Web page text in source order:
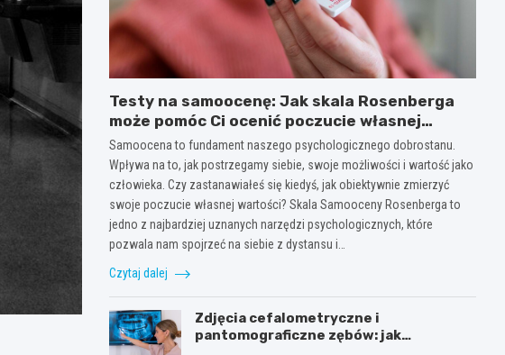
Testy na samoocenę: Jak skala Rosenberga
może pomóc Ci ocenić poczucie własnej
wartości
Samoocena to fundament naszego psychologicznego dobrostanu.
Wpływa na to, jak postrzegamy siebie, swoje możliwości i wartość jako
człowieka. Czy zastanawiałeś się kiedyś, jak obiektywnie zmierzyć
swoje poczucie własnej wartości? Skala Samooceny Rosenberga to
jedno z najbardziej uznanych narzędzi psychologicznych, które
pozwala nam spojrzeć na siebie z dystansu i…
Czytaj dalej
Zdjęcia cefalometryczne i
pantomograficzne zębów: jak